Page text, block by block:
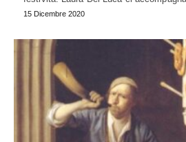
15 Dicembre 2020